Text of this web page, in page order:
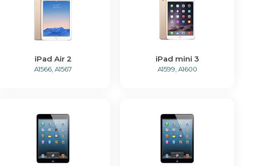
iPad Air 2
A1566, A1567
iPad mini 3
A1599, A1600